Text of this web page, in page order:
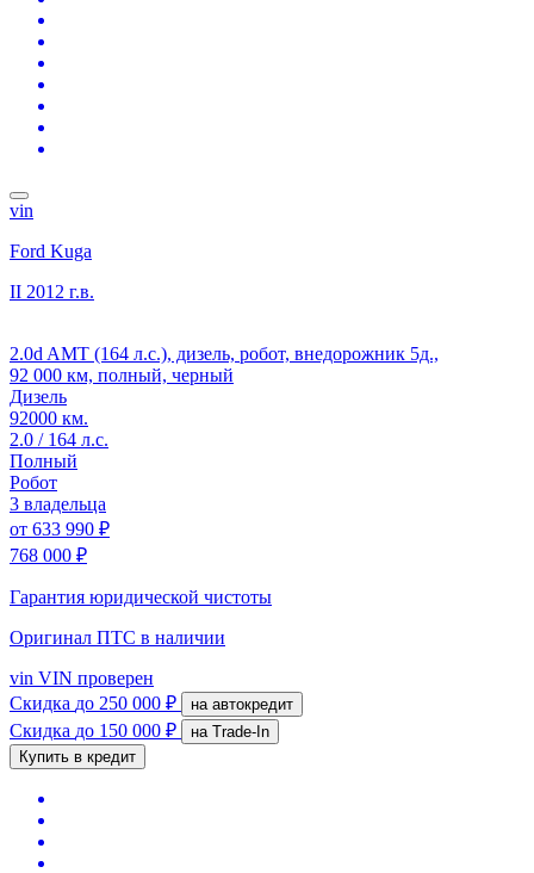
vin
Ford Kuga
II 2012 г.в.
2.0d AMT (164 л.с.), дизель, робот, внедорожник 5д.,
92 000 км, полный, черный
Дизель
92000 км.
2.0 / 164 л.с.
Полный
Робот
3 владельца
от 633 990 ₽
768 000 ₽
Гарантия юридической чистоты
Оригинал ПТС в наличии
vin VIN проверен
Скидка до 250 000 ₽ на автокредит
Скидка до 150 000 ₽
на Trade-In
Купить в кредит